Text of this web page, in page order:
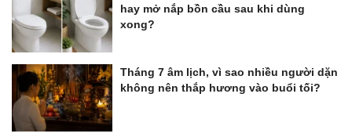
hay mở nắp bồn cầu sau khi dùng
xong?
Tháng 7 âm lịch, vì sao nhiều người dặn
không nên thắp hương vào buổi tối?